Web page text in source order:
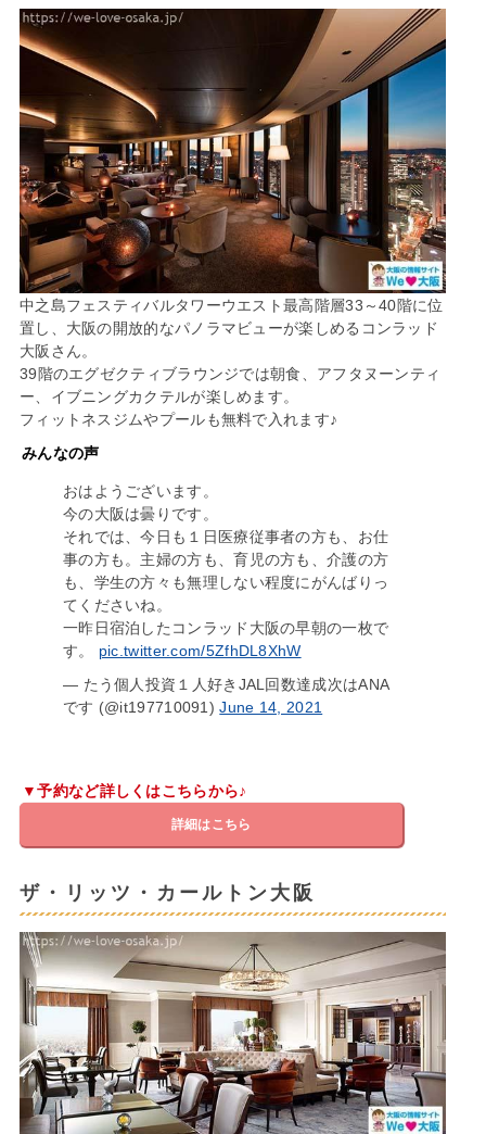
中之島フェスティバルタワーウエスト最高階層33～40階に位
置し、大阪の開放的なパノラマビューが楽しめるコンラッド
大阪さん。
39階のエグゼクティブラウンジでは朝食、アフタヌーンティ
ー、イブニングカクテルが楽しめます。
フィットネスジムやプールも無料で入れます♪
みんなの声
おはようございます。
今の大阪は曇りです。
それでは、今日も１日医療従事者の方も、お仕
事の方も。主婦の方も、育児の方も、介護の方
も、学生の方々も無理しない程度にがんばりっ
てくださいね。
一昨日宿泊したコンラッド大阪の早朝の一枚で
す。 pic.twitter.com/5ZfhDL8XhW
— たう個人投資１人好きJAL回数達成次はANA
です (@it197710091)June 14, 2021
▼予約など詳しくはこちらから♪
詳細はこちら
ザ・リッツ・カールトン大阪